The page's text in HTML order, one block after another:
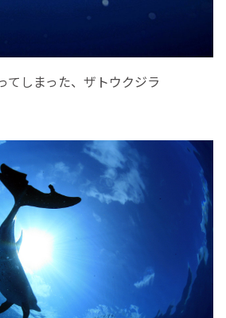
しまった、ザトウクジラ